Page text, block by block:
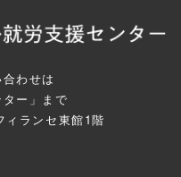
わせは
ー」まで
ランセ東館1階